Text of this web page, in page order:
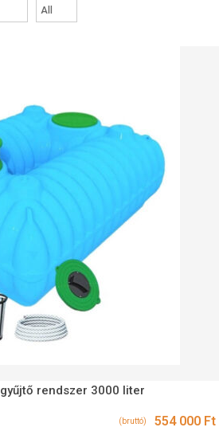
rendszer 3000 liter
554 000 Ft
(bruttó)